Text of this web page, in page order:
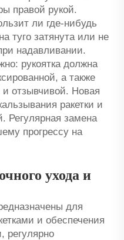
правой рукой.
ли где-нибудь
туго затянута или не
надавливании.
рукоятка должна
а также
отзывчивой. Новая
ракетки и
Регулярная замена
прогрессу на
ухода и
для
и обеспечения
регулярно